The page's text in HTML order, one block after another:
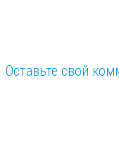
Оставьте свой